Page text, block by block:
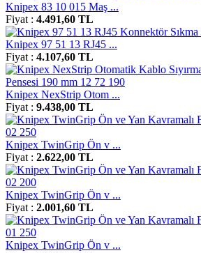
Knipex 83 10 015 Maş ...
Fiyat : 4.491,60 TL
Knipex 97 51 13 RJ45 ...
Fiyat : 4.107,60 TL
Knipex NexStrip Otom ...
Fiyat : 9.438,00 TL
Knipex TwinGrip Ön v ...
Fiyat : 2.622,00 TL
Knipex TwinGrip Ön v ...
Fiyat : 2.001,60 TL
Knipex TwinGrip Ön v ...